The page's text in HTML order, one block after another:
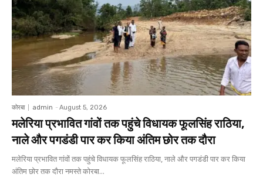
कोरबा admin - August 5, 2026
मलेरिया प्रभावित गांवों तक पहुंचे विधायक फूलसिंह राठिया,
नाले और पगडंडी पार कर किया अंतिम छोर तक दौरा
मलेरिया प्रभावित गांवों तक पहुंचे विधायक फूलसिंह राठिया, नाले और पगडंडी पार कर किया
अंतिम छोर तक दौरा नमस्ते कोरबा...